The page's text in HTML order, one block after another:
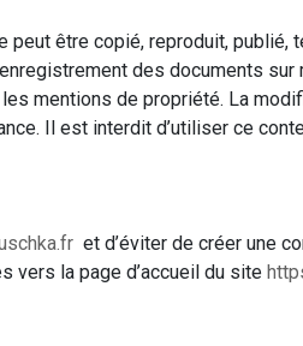
peut être copié, reproduit, publié,
des documents
mentions de propriété. La
Il est interdit d’utiliser ce
et d’éviter de créer une
vers la page d’accueil du site